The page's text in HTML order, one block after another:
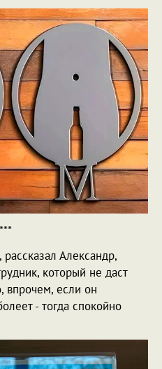
***
Александр,
который не даст
впрочем, если он
- тогда спокойно